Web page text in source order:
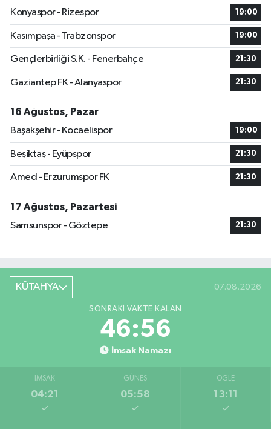
Konyaspor - Rizespor
19:00
Kasımpaşa - Trabzonspor 19:00
Gençlerbirliği S.K. - Fenerbahçe 21:30
Gaziantep FK - Alanyaspor 21:30
16 Ağustos, Pazar
Başakşehir - Kocaelispor
19:00
Beşiktaş - Eyüpspor 21:30
Amed - Erzurumspor FK 21:30
17 Ağustos, Pazartesi
Samsunspor - Göztepe
21:30
KÜTAHYA 07.08.2026
SONRAKI VAKTE KALAN
46:56
İmsak Namazı
İMSAK
04:21
GÜNEŞ
05:58
ÖĞLE
13:11